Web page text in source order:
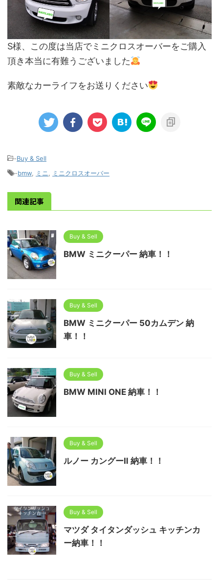
S様、この度は当店でミニクロスオーバーをご購入
頂き本当に有難うございました
素敵なカーライフをお送りください
-Buy & Sell
-bmw ミニ ミニクロスオーバー
関連記事
Buy & Sell
BMW ミニクーパー 納車！！
Buy & Sell
BMW ミニクーパー 50カムデン 納
車！！
Buy & Sell
BMW MINI ONE 納車！！
Buy & Sell
ルノー カングーⅡ 納車！！
Buy & Sell
マツダ タイタンダッシュ キッチンカ
ー納車！！